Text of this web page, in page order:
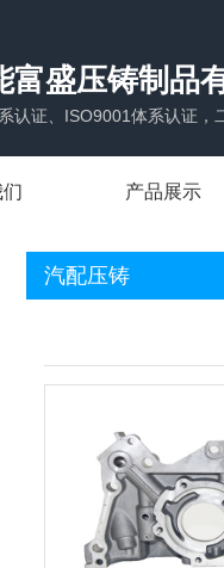
富盛压铸制品
认证、ISO9001体系认证，
产品展示
家电压铸
汽配压铸
家具压铸
安防压铸
LED照明压铸
电子压铸
汽配压铸